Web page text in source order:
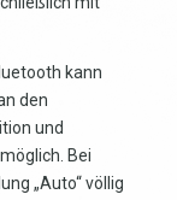
kann
den
und
Bei
„Auto“ völlig